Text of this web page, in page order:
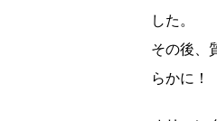
した。
その後、
らかに！